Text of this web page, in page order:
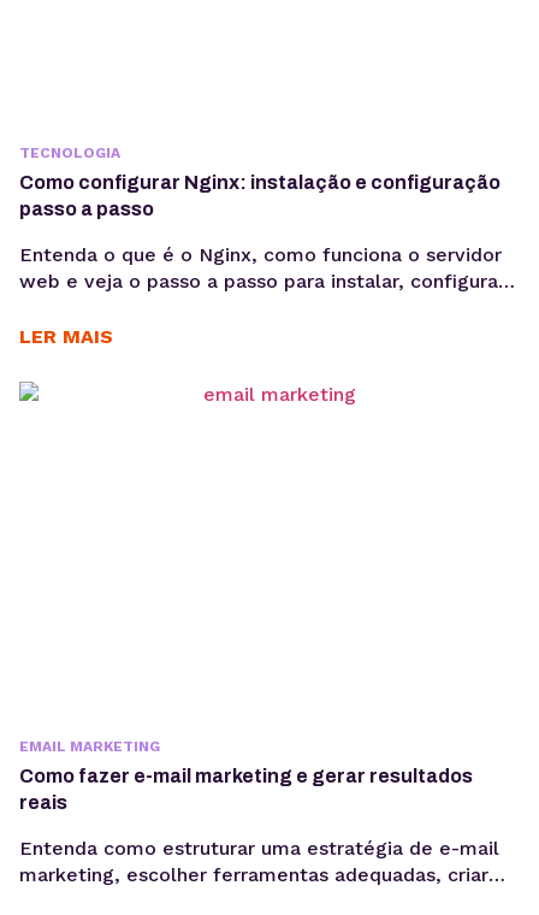
TECNOLOGIA
Como configurar Nginx: instalação e configuração
passo a passo
Entenda o que é o Nginx, como funciona o servidor
web e veja o passo a passo para instalar, configurar
Aprender como configurar Nginx é um passo
sites em produção com mais desempenho e
LER MAIS
EMAIL MARKETING
Como fazer e-mail marketing e gerar resultados
reais
Entenda como estruturar uma estratégia de e-mail
marketing, escolher ferramentas adequadas, criar